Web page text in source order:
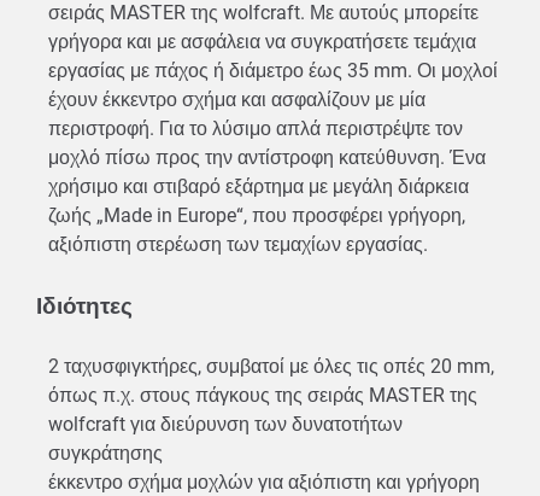
σειράς MASTER της wolfcraft. Με αυτούς μπορείτε
γρήγορα και με ασφάλεια να συγκρατήσετε τεμάχια
εργασίας με πάχος ή διάμετρο έως 35 mm. Οι μοχλοί
έχουν έκκεντρο σχήμα και ασφαλίζουν με μία
περιστροφή. Για το λύσιμο απλά περιστρέψτε τον
μοχλό πίσω προς την αντίστροφη κατεύθυνση. Ένα
χρήσιμο και στιβαρό εξάρτημα με μεγάλη διάρκεια
ζωής „Made in Europe“, που προσφέρει γρήγορη,
αξιόπιστη στερέωση των τεμαχίων εργασίας.
Ιδιότητες
2 ταχυσφιγκτήρες, συμβατοί με όλες τις οπές 20 mm,
όπως π.χ. στους πάγκους της σειράς MASTER της
wolfcraft για διεύρυνση των δυνατοτήτων
συγκράτησης
έκκεντρο σχήμα μοχλών για αξιόπιστη και γρήγορη